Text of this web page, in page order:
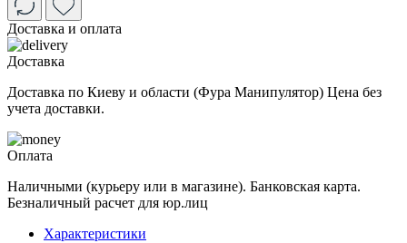
Доставка и оплата
Доставка
Доставка по Киеву и области (Фура Манипулятор) Цена без
учета доставки.
Оплата
Наличными (курьеру или в магазине). Банковская карта.
Безналичный расчет для юр.лиц
Характеристики